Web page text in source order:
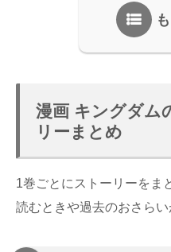
漫画 キングダム
リーまとめ
1巻ごとにストーリーをま
読むときや過去のおさら